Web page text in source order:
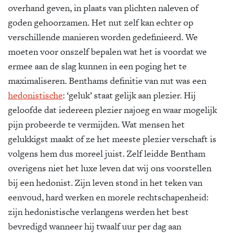
overhand geven, in plaats van plichten naleven of
goden gehoorzamen. Het nut zelf kan echter op
verschillende manieren worden gedefinieerd. We
moeten voor onszelf bepalen wat het is voordat we
ermee aan de slag kunnen in een poging het te
maximaliseren. Benthams definitie van nut was een
hedonisti­sche: ‘geluk’ staat gelijk aan plezier. Hij
geloofde dat iedereen plezier najoeg en waar mogelijk
pijn probeerde te vermijden. Wat mensen het
gelukkigst maakt of ze het meeste plezier verschaft is
volgens hem dus moreel juist. Zelf leidde Bentham
overigens niet het luxe leven dat wij ons voorstellen
bij een hedonist. Zijn leven stond in het teken van
eenvoud, hard werken en morele rechtschapenheid:
zijn hedonistische verlangens werden het best
bevredigd wanneer hij twaalf uur per dag aan